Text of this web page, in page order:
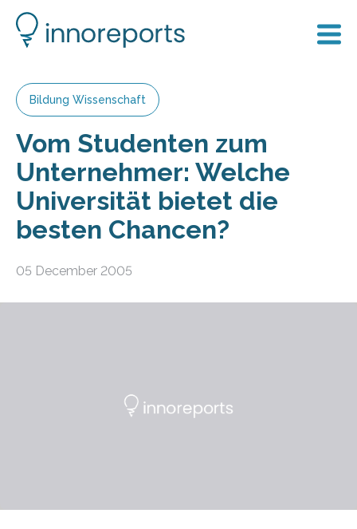
Bildung Wissenschaft
Vom Studenten zum
Unternehmer: Welche
Universität bietet die
besten Chancen?
05 December 2005